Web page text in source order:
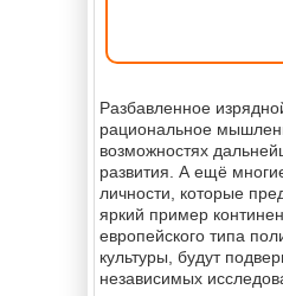
Разбавленное
рациональное
возможностях
развития. А ещё
личности, которые
яркий пример
европейского типа
культуры, будут
независимых